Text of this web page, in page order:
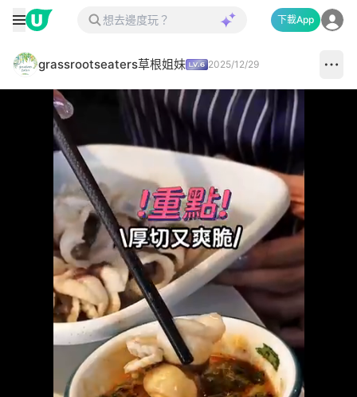
下載App
grassrootseaters草根姐妹 2025/12/29